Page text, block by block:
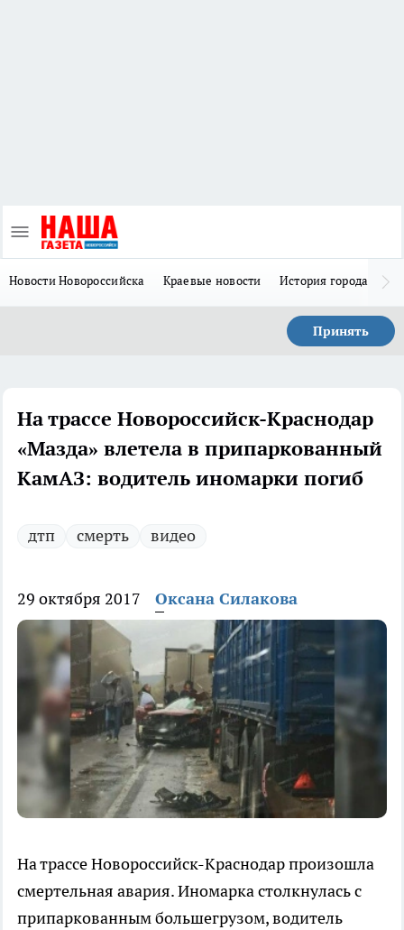
Новости Новороссийска Краевые новости История города Н
Принять
На трассе Новороссийск-Краснодар
«Мазда» влетела в припаркованный
КамАЗ: водитель иномарки погиб
дтп смерть видео
29 октября 2017 Оксана Силакова
На трассе Новороссийск-Краснодар произошла
смертельная авария. Иномарка столкнулась с
припаркованным большегрузом, водитель